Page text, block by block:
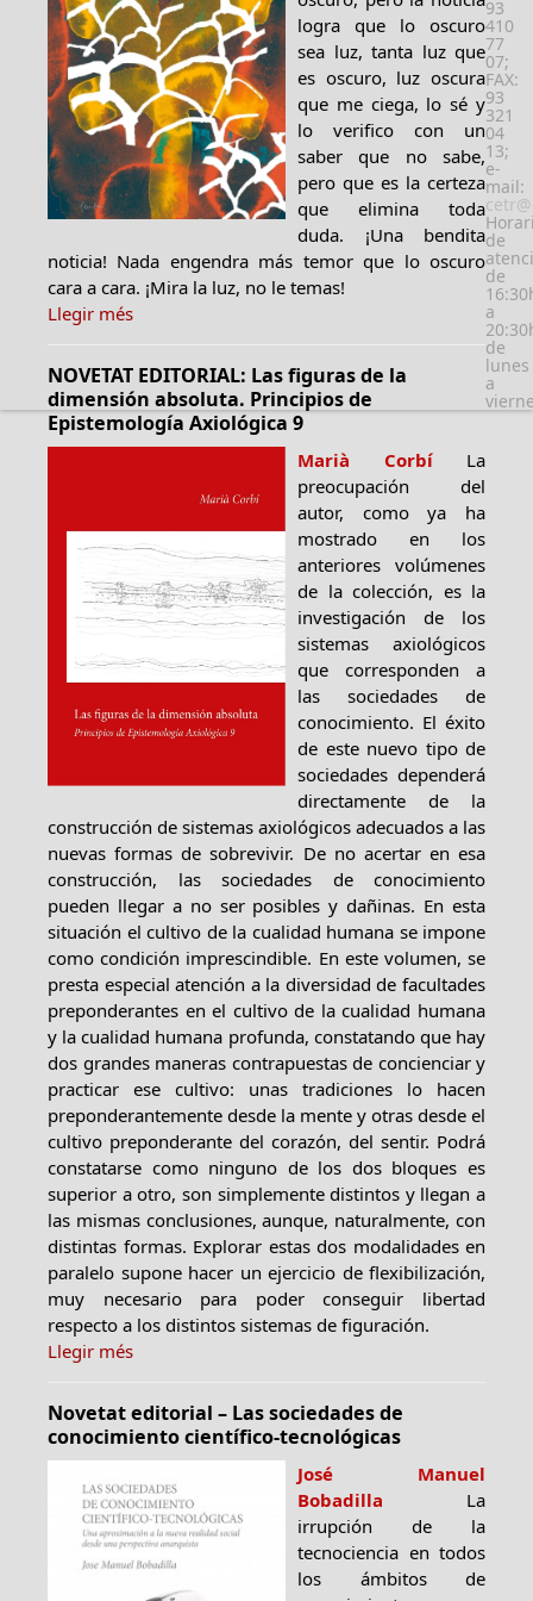
logra que lo oscuro
sea luz, tanta luz que
es oscuro, luz oscura
que me ciega, lo sé y
lo verifico con un
saber que no sabe,
pero que es la certeza
que elimina toda
duda. ¡Una bendita
noticia! Nada engendra más temor que lo oscuro
cara a cara. ¡Mira la luz, no le temas!
Llegir més
NOVETAT EDITORIAL: Las figuras de la
dimensión absoluta. Principios de
Epistemología Axiológica 9
Marià CorbíLa
preocupación del
autor, como ya ha
mostrado en los
anteriores volúmenes
de la colección, es la
investigación de los
sistemas axiológicos
que corresponden a
las sociedades de
conocimiento. El éxito
de este nuevo tipo de
sociedades dependerá
directamente de la
construcción de sistemas axiológicos adecuados a las
nuevas formas de sobrevivir. De no acertar en esa
construcción, las sociedades de conocimiento
pueden llegar a no ser posibles y dañinas. En esta
situación el cultivo de la cualidad humana se impone
como condición imprescindible. En este volumen, se
presta especial atención a la diversidad de facultades
preponderantes en el cultivo de la cualidad humana
y la cualidad humana profunda, constatando que hay
dos grandes maneras contrapuestas de concienciar y
practicar ese cultivo: unas tradiciones lo hacen
preponderantemente desde la mente y otras desde el
cultivo preponderante del corazón, del sentir. Podrá
constatarse como ninguno de los dos bloques es
superior a otro, son simplemente distintos y llegan a
las mismas conclusiones, aunque, naturalmente, con
distintas formas. Explorar estas dos modalidades en
paralelo supone hacer un ejercicio de flexibilización,
muy necesario para poder conseguir libertad
respecto a los distintos sistemas de figuración.
Llegir més
Novetat editorial – Las sociedades de
conocimiento científico-tecnológicas
José Manuel
Bobadilla La
irrupción de la
tecnociencia en todos
los ámbitos de
93
410
77
07;
FAX:
93
321
04
13;
e-
mail:
de
de
a
de
lunes
a